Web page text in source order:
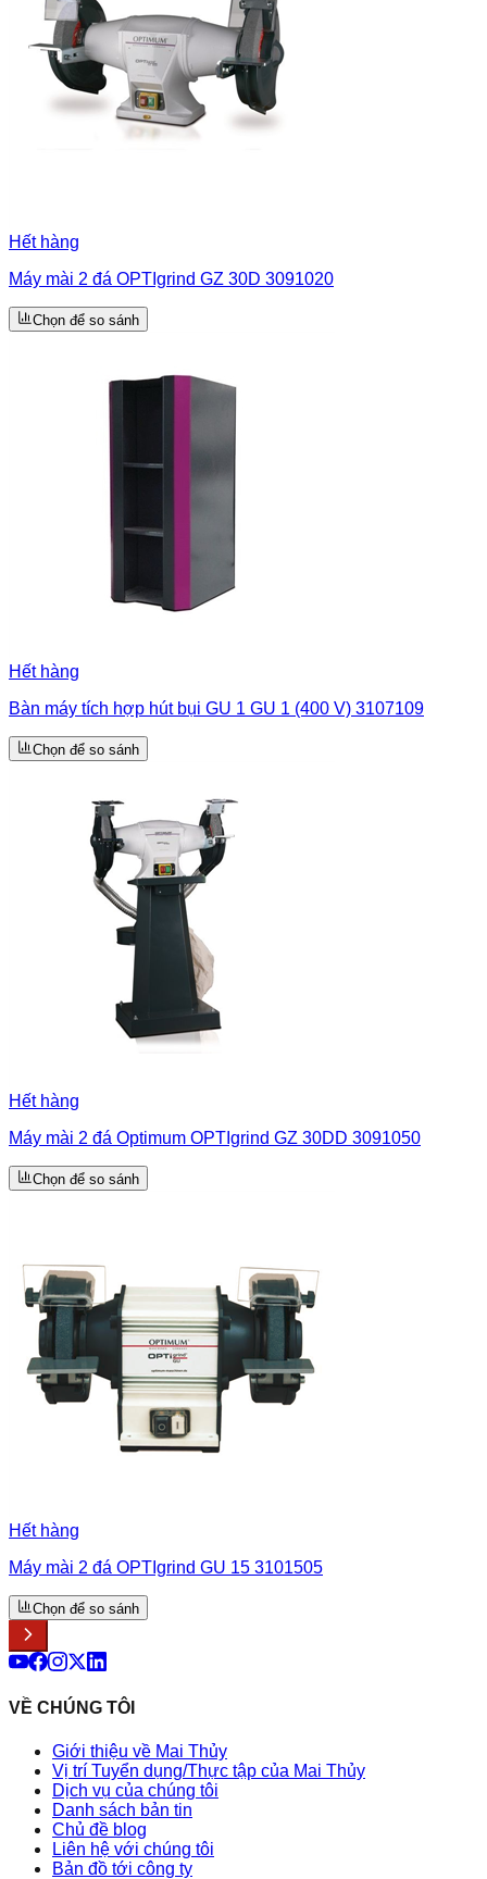
Hết hàng
Máy mài 2 đá OPTIgrind GZ 30D 3091020
Chọn để so sánh
Hết hàng
Bàn máy tích hợp hút bụi GU 1 GU 1 (400 V) 3107109
Chọn để so sánh
Hết hàng
Máy mài 2 đá Optimum OPTIgrind GZ 30DD 3091050
Chọn để so sánh
Hết hàng
Máy mài 2 đá OPTIgrind GU 15 3101505
Chọn để so sánh
VỀ CHÚNG TÔI
Giới thiệu về Mai Thủy
Vị trí Tuyển dụng/Thực tập của Mai Thủy
Dịch vụ của chúng tôi
Danh sách bản tin
Chủ đề blog
Liên hệ với chúng tôi
Bản đồ tới công ty